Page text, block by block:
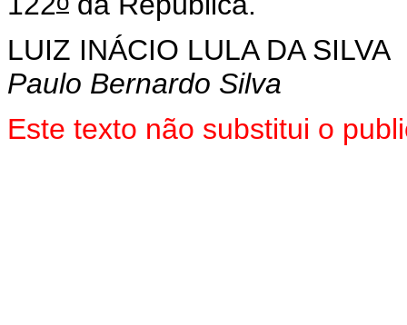
LUIZ INÁCIO LULA DA SILVA
Paulo Bernardo Silva
Este texto não substitui o